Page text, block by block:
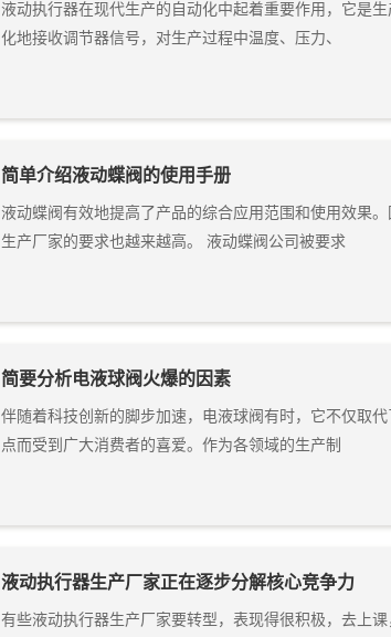
液动执行器在现代生产的自动化中起着重要作用，它是
化地接收调节器信号，对生产过程中温度、压力、
简单介绍液动蝶阀的使用手册
液动蝶阀有效地提高了产品的综合应用范围和使用效果
生产厂家的要求也越来越高。 液动蝶阀公司被要求
简要分析电液球阀火爆的因素
伴随着科技创新的脚步加速，电液球阀有时，它不仅取
点而受到广大消费者的喜爱。作为各领域的生产制
液动执行器生产厂家正在逐步分解核心竞争力
有些液动执行器生产厂家要转型，表现得很积极，去上